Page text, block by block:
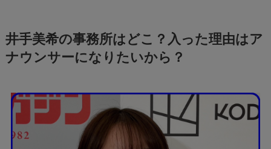
井手美希の事務所はどこ？入った理由はア
ナウンサーになりたいから？